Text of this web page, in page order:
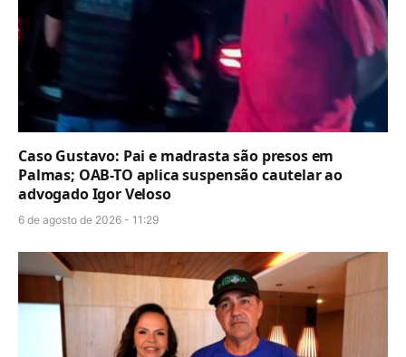
Caso Gustavo: Pai e madrasta são presos em
Palmas; OAB-TO aplica suspensão cautelar ao
advogado Igor Veloso
6 de agosto de 2026 - 11:29